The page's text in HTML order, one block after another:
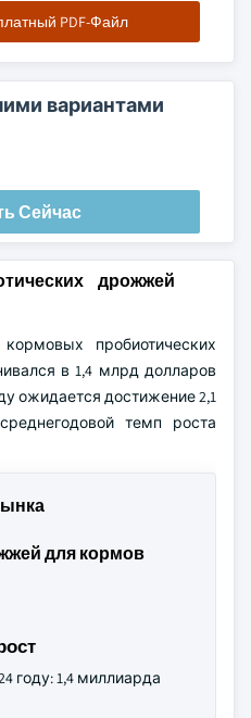
PDF-Файл
вариантами
Сейчас
дрожжей
пробиотических
в 1,4 млрд долларов
ожидается достижение 2,1
темп роста
для кормов
году: 1,4 миллиарда